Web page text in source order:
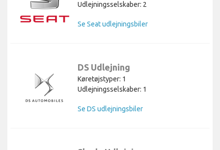
Udlejningsselskaber: 2
Se Seat udlejningsbiler
DS Udlejning
Køretøjstyper: 1
Udlejningsselskaber: 1
Se DS udlejningsbiler